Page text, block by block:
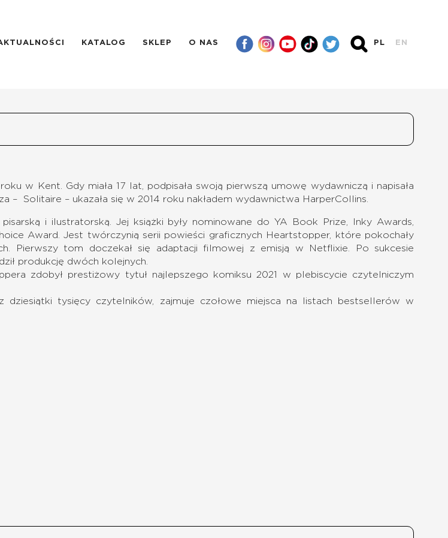
KATALOG SKLEP O NAS PL EN
w Kent. Gdy miała 17 lat, podpisała swoją pierwszą umowę wydawniczą i napisała
– Solitaire – ukazała się w 2014 roku nakładem wydawnictwa HarperCollins.
i ilustratorską. Jej książki były nominowane do YA Book Prize, Inky Awards,
Award. Jest twórczynią serii powieści graficznych Heartstopper, które pokochały
Pierwszy tom doczekał się adaptacji filmowej z emisją w Netflixie. Po sukcesie
produkcję dwóch kolejnych.
zdobył prestiżowy tytuł najlepszego komiksu 2021 w plebiscycie czytelniczym
dziesiątki tysięcy czytelników, zajmuje czołowe miejsca na listach bestsellerów w